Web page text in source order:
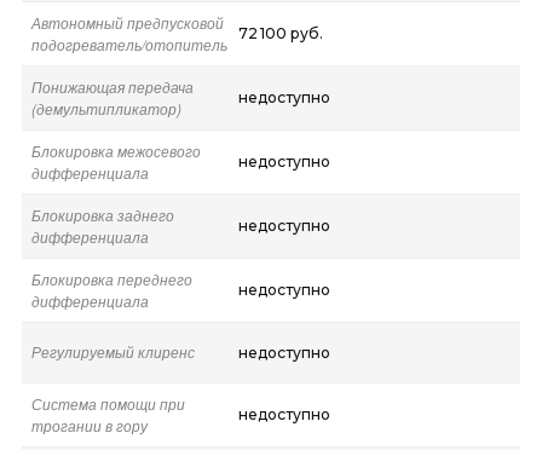
Автономный предпусковой
подогреватель/отопитель
72 100 руб.
Понижающая передача
(демультипликатор)
недоступно
Блокировка межосевого
дифференциала
недоступно
Блокировка заднего
дифференциала
недоступно
Блокировка переднего
дифференциала
недоступно
Регулируемый клиренс недоступно
Система помощи при
трогании в гору
недоступно